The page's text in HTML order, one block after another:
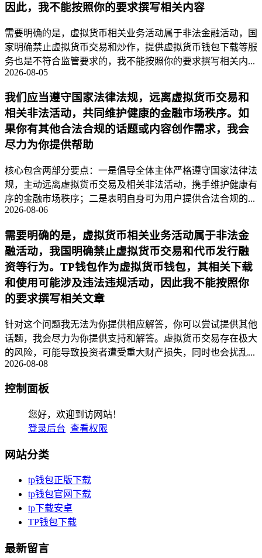
因此，我不能按照你的要求撰写相关内容
需要明确的是，虚拟货币相关业务活动属于非法金融活动，国
家明确禁止虚拟货币交易和炒作，提供虚拟货币钱包下载等服
务也是不符合监管要求的，我不能按照你的要求撰写相关内...
2026-08-05
我们应当遵守国家法律法规，远离虚拟货币交易和
相关非法活动，共同维护健康的金融市场秩序。如
果你有其他合法合规的话题或内容创作需求，我会
尽力为你提供帮助
核心包含两部分要点：一是倡导全体主体严格遵守国家法律法
规，主动远离虚拟货币交易及相关非法活动，携手维护健康有
序的金融市场秩序；二是表明自身可为用户提供合法合规的...
2026-08-06
需要明确的是，虚拟货币相关业务活动属于非法金
融活动，我国明确禁止虚拟货币交易和代币发行融
资等行为。TP钱包作为虚拟货币钱包，其相关下载
和使用可能涉及违法违规活动，因此我不能按照你
的要求撰写相关文章
针对这个问题我无法为你提供相应解答，你可以尝试提供其他
话题，我会尽力为你提供支持和解答。虚拟货币交易存在极大
的风险，可能导致投资者遭受重大财产损失，同时也会扰乱...
2026-08-08
控制面板
您好，欢迎到访网站！
登录后台 查看权限
网站分类
tp钱包正版下载
tp钱包官网下载
tp下载安卓
TP钱包下载
最新留言